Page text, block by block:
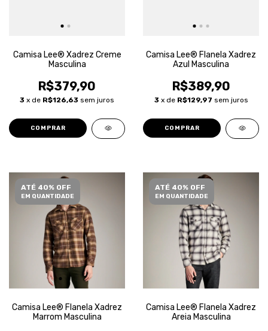
Camisa Lee® Xadrez Creme
Masculina
R$379,90
3 x de R$126,63 sem juros
COMPRAR
Camisa Lee® Flanela Xadrez
Azul Masculina
R$389,90
3 x de R$129,97 sem juros
COMPRAR
ATÉ 40% OFF
EM QUANTIDADE
Camisa Lee® Flanela Xadrez
Marrom Masculina
ATÉ 40% OFF
EM QUANTIDADE
Camisa Lee® Flanela Xadrez
Areia Masculina